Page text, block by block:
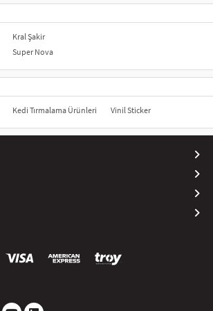
Kral Şakir
Super Nova
Kedi Tırmalama Ürünleri Vinil Sticker